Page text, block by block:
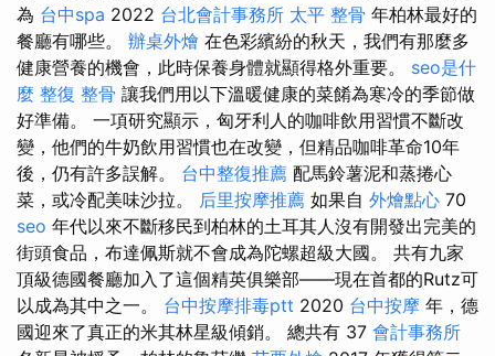
為 台中spa 2022 台北會計事務所 太平 整骨 年柏林最好的
餐廳有哪些。 辦桌外燴 在色彩繽紛的秋天，我們有那麼多
健康營養的機會，此時保養身體就顯得格外重要。 seo是什
麼 整復 整骨 讓我們用以下溫暖健康的菜餚為寒冷的季節做
好準備。 一項研究顯示，匈牙利人的咖啡飲用習慣不斷改
變，他們的牛奶飲用習慣也在改變，但精品咖啡革命10年
後，仍有許多誤解。 台中整復推薦 配馬鈴薯泥和蒸捲心
菜，或冷配美味沙拉。 后里按摩推薦 如果自 外燴點心 70
seo 年代以來不斷移民到柏林的土耳其人沒有開發出完美的
街頭食品，布達佩斯就不會成為陀螺超級大國。 共有九家
頂級德國餐廳加入了這個精英俱樂部——現在首都的Rutz可
以成為其中之一。 台中按摩排毒ptt 2020 台中按摩 年，德
國迎來了真正的米其林星級傾銷。 總共有 37 會計事務所